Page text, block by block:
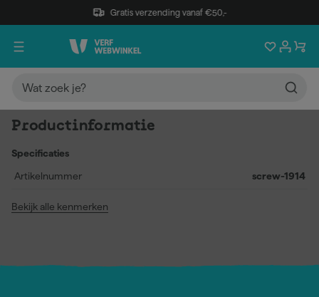
Gratis verzending vanaf €50,-
Productinformatie
Specificaties
Artikelnummer
screw-1914
Bekijk alle kenmerken